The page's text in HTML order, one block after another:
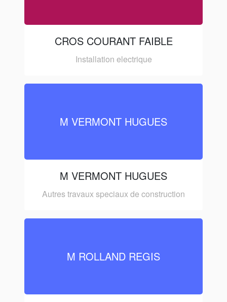
CROS COURANT FAIBLE
Installation electrique
M VERMONT HUGUES
M VERMONT HUGUES
Autres travaux speciaux de construction
M ROLLAND REGIS